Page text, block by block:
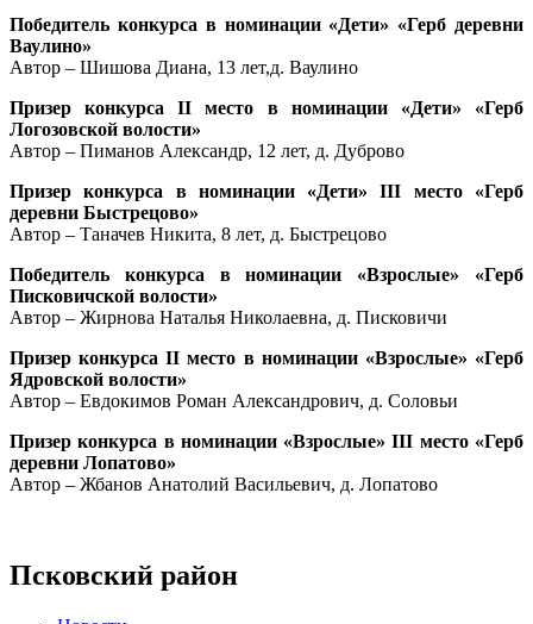
Победитель конкурса в номинации «Дети» «Герб деревни
Ваулино»
Автор – Шишова Диана, 13 лет,д. Ваулино
Призер конкурса II место в номинации «Дети» «Герб
Логозовской волости»
Автор – Пиманов Александр, 12 лет, д. Дуброво
Призер конкурса в номинации «Дети» III место «Герб
деревни Быстрецово»
Автор – Таначев Никита, 8 лет, д. Быстрецово
Победитель конкурса в номинации «Взрослые» «Герб
Писковичской волости»
Автор – Жирнова Наталья Николаевна, д. Писковичи
Призер конкурса II место в номинации «Взрослые» «Герб
Ядровской волости»
Автор – Евдокимов Роман Александрович, д. Соловьи
Призер конкурса в номинации «Взрослые» III место «Герб
деревни Лопатово»
Автор – Жбанов Анатолий Васильевич, д. Лопатово
Псковский район